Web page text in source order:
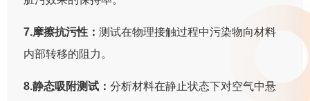
7.摩擦抗污性：测试在物理接触过程中污染物向材料
内部转移的阻力。
8.静态吸附测试：分析材料在静止状态下对空气中悬